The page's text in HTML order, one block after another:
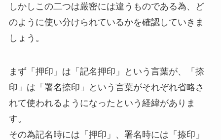
しかしこの二つは厳密には違うものである為、ど
のように使い分けられているかを確認していきま
しょう。
まず「押印」は「記名押印」という言葉が、「捺
印」は「署名捺印」という言葉がそれぞれ省略さ
れて使われるようになったという経緯がありま
す。
その為記名時には「押印」、署名時には「捺印」